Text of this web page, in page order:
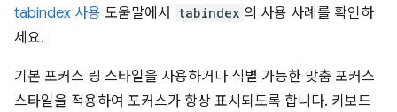
tabindex 사용 도움말에서 tabindex 의 사용 사례를 확인하
세요.
기본 포커스 링 스타일을 사용하거나 식별 가능한 맞춤 포커스
스타일을 적용하여 포커스가 항상 표시되도록 합니다. 키보드